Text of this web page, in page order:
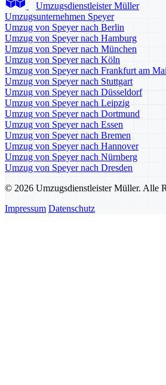
Umzugsdienstleister Müller
Umzugsunternehmen Speyer
Umzug von Speyer nach Berlin
Umzug von Speyer nach Hamburg
Umzug von Speyer nach München
Umzug von Speyer nach Köln
Umzug von Speyer nach Frankfurt am
Umzug von Speyer nach Stuttgart
Umzug von Speyer nach Düsseldorf
Umzug von Speyer nach Leipzig
Umzug von Speyer nach Dortmund
Umzug von Speyer nach Essen
Umzug von Speyer nach Bremen
Umzug von Speyer nach Hannover
Umzug von Speyer nach Nürnberg
Umzug von Speyer nach Dresden
© 2026 Umzugsdienstleister Müller. Alle
Impressum Datenschutz